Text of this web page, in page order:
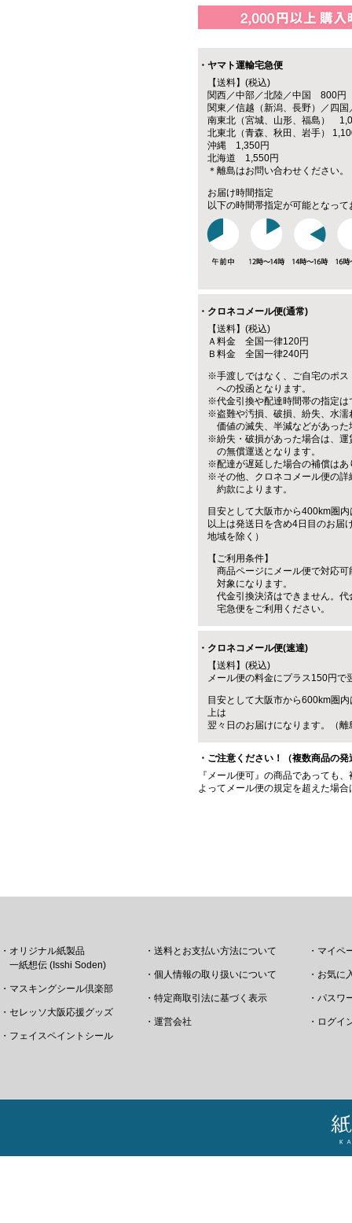
・ヤマト運輸宅急便
【送料】(税込)
関西／中部／北陸／中国 800円
関東／信越（新潟、長野）／四
南東北（宮城、山形、福島）
北東北（青森、秋田、岩手）
沖縄 1,350円
北海道 1,550円
＊離島はお問い合わせください。
お届け時間指定
以下の時間帯指定が可能となって
・クロネコメール便(通常)
【送料】(税込)
Ａ料金 全国一律120円
Ｂ料金 全国一律240円
※手渡しではなく、ご自宅のポス
への投函となります。
※代金引換や配達時間帯の指定は
※盗難や汚損、破損、紛失、水濡
価値の滅失、半減などがあった
※紛失・破損があった場合は、運
の無償運送となります。
※配達が遅延した場合の補償はあ
※その他、クロネコメール便の詳
約款によります。
目安として大阪市から400km圏
以上は発送日を含め4日目のお届
地域を除く）
【ご利用条件】
商品ページにメール便で対応可
対象になります。
代金引換決済はできません。代
宅急便をご利用ください。
・クロネコメール便(速達)
【送料】(税込)
メール便の料金にプラス150円で
目安として大阪市から600km圏
上は
翌々日のお届けになります。（
・ご注意ください！（複数商品の発
『メール便可』の商品であっても
よってメール便の規定を超えた場
・オリジナル紙製品
一紙想伝 (Isshi Soden)
・マスキングシール倶楽部
・セレッソ大阪応援グッズ
・フェイスペイントシール
・送料とお支払い方法について
・個人情報の取り扱いについて
・特定商取引法に基づく表示
・運営会社
・マイペ
・お気に
・パスワ
・ログイ